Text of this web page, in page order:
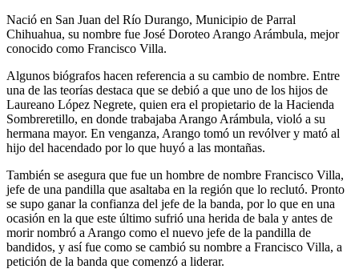
Nació en San Juan del Río Durango, Municipio de Parral
Chihuahua, su nombre fue José Doroteo Arango Arámbula, mejor
conocido como Francisco Villa.
Algunos biógrafos hacen referencia a su cambio de nombre. Entre
una de las teorías destaca que se debió a que uno de los hijos de
Laureano López Negrete, quien era el propietario de la Hacienda
Sombreretillo, en donde trabajaba Arango Arámbula, violó a su
hermana mayor. En venganza, Arango tomó un revólver y mató al
hijo del hacendado por lo que huyó a las montañas.
También se asegura que fue un hombre de nombre Francisco Villa,
jefe de una pandilla que asaltaba en la región que lo reclutó. Pronto
se supo ganar la confianza del jefe de la banda, por lo que en una
ocasión en la que este último sufrió una herida de bala y antes de
morir nombró a Arango como el nuevo jefe de la pandilla de
bandidos, y así fue como se cambió su nombre a Francisco Villa, a
petición de la banda que comenzó a liderar.